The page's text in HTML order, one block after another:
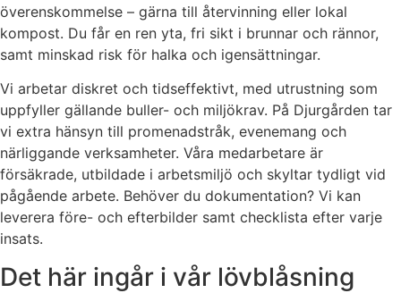
överenskommelse – gärna till återvinning eller lokal
kompost. Du får en ren yta, fri sikt i brunnar och rännor,
samt minskad risk för halka och igensättningar.
Vi arbetar diskret och tidseffektivt, med utrustning som
uppfyller gällande buller- och miljökrav. På Djurgården tar
vi extra hänsyn till promenadstråk, evenemang och
närliggande verksamheter. Våra medarbetare är
försäkrade, utbildade i arbetsmiljö och skyltar tydligt vid
pågående arbete. Behöver du dokumentation? Vi kan
leverera före- och efterbilder samt checklista efter varje
insats.
Det här ingår i vår lövblåsning